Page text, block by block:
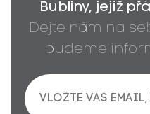
Bubliny, jejíž
Dejte nám na
budeme